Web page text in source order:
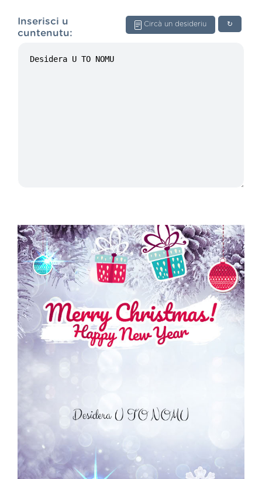
↻
Circà un desideriu
Inserisci u
cuntenutu: